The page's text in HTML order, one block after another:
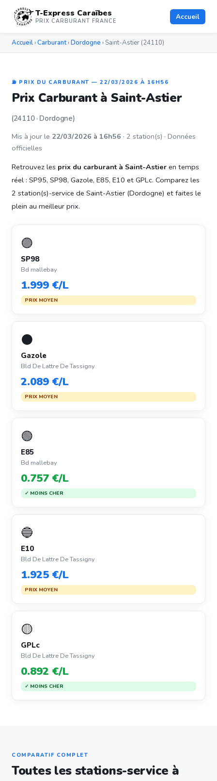
T-Express Caraïbes
PRIX CARBURANT FRANCE Accueil
Accueil ›Carburant›Dordogne › Saint-Astier (24110)
⛽ PRIX DU CARBURANT — 22/03/2026 À 16H56
Prix Carburant à Saint-Astier
(24110 · Dordogne)
Mis à jour le 22/03/2026 à 16h56 · 2 station(s) · Données
officielles
Retrouvez les prix du carburant à Saint-Astier en temps
réel : SP95, SP98, Gazole, E85, E10 et GPLc. Comparez les
2 station(s)-service de Saint-Astier (Dordogne) et faites le
plein au meilleur prix.
🟣
SP98
Bd mallebay
1.999 €/L
PRIX MOYEN
⚫
Gazole
Bld De Lattre De Tassigny
2.089 €/L
PRIX MOYEN
🟢
E85
Bd mallebay
0.757 €/L
✓ MOINS CHER
🔵
E10
Bld De Lattre De Tassigny
1.925 €/L
PRIX MOYEN
🟡
GPLc
Bld De Lattre De Tassigny
0.892 €/L
✓ MOINS CHER
COMPARATIF COMPLET
Toutes les stations-service à